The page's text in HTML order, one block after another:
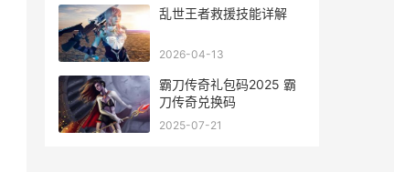
乱世王者救援技能详解
2026-04-13
霸刀传奇礼包码2025 霸
刀传奇兑换码
2025-07-21